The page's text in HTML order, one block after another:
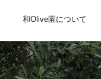
和Olive園について